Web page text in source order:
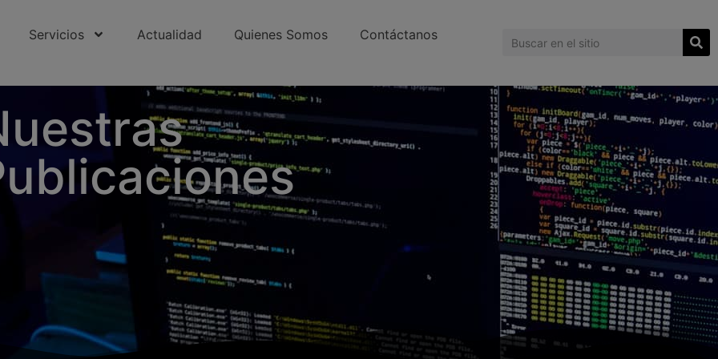
Servicios Actualidad Quienes Somos Contáctanos